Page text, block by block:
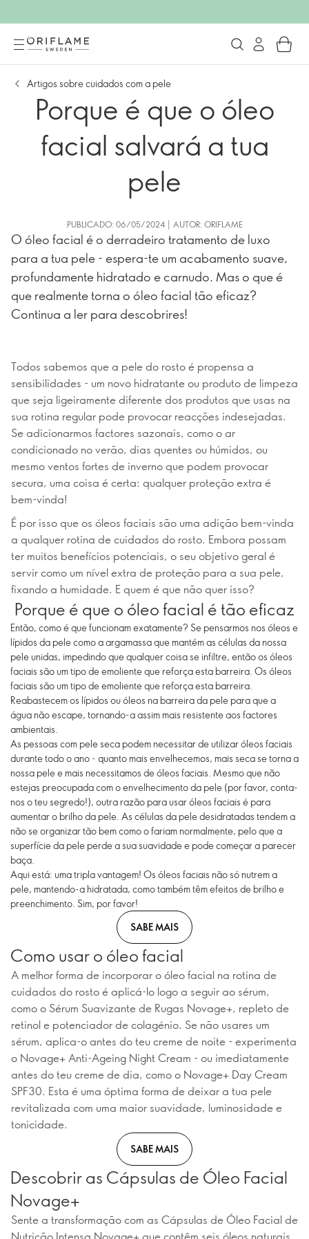
Artigos sobre cuidados com a pele
Porque é que o óleo
facial salvará a tua
pele
PUBLICADO: 06/05/2024 | AUTOR: ORIFLAME
O óleo facial é o derradeiro tratamento de luxo
para a tua pele - espera-te um acabamento suave,
profundamente hidratado e carnudo. Mas o que é
que realmente torna o óleo facial tão eficaz?
Continua a ler para descobrires!
Todos sabemos que a pele do rosto é propensa a
sensibilidades - um novo hidratante ou produto de limpeza
que seja ligeiramente diferente dos produtos que usas na
sua rotina regular pode provocar reacções indesejadas.
Se adicionarmos factores sazonais, como o ar
condicionado no verão, dias quentes ou húmidos, ou
mesmo ventos fortes de inverno que podem provocar
secura, uma coisa é certa: qualquer proteção extra é
bem-vinda!
É por isso que os óleos faciais são uma adição bem-vinda
a qualquer rotina de cuidados do rosto. Embora possam
ter muitos benefícios potenciais, o seu objetivo geral é
servir como um nível extra de proteção para a sua pele,
fixando a humidade. E quem é que não quer isso?
Porque é que o óleo facial é tão eficaz
Então, como é que funcionam exatamente? Se pensarmos nos óleos e
lípidos da pele como a argamassa que mantém as células da nossa
pele unidas, impedindo que qualquer coisa se infiltre, então os óleos
faciais são um tipo de emoliente que reforça esta barreira. Os óleos
faciais são um tipo de emoliente que reforça esta barreira.
Reabastecem os lípidos ou óleos na barreira da pele para que a
água não escape, tornando-a assim mais resistente aos factores
ambientais.
As pessoas com pele seca podem necessitar de utilizar óleos faciais
durante todo o ano - quanto mais envelhecemos, mais seca se torna a
nossa pele e mais necessitamos de óleos faciais. Mesmo que não
estejas preocupada com o envelhecimento da pele (por favor, conta-
nos o teu segredo!), outra razão para usar óleos faciais é para
aumentar o brilho da pele. As células da pele desidratadas tendem a
não se organizar tão bem como o fariam normalmente, pelo que a
superfície da pele perde a sua suavidade e pode começar a parecer
baça.
Aqui está: uma tripla vantagem! Os óleos faciais não só nutrem a
pele, mantendo-a hidratada, como também têm efeitos de brilho e
preenchimento. Sim, por favor!
SABE MAIS
Como usar o óleo facial
A melhor forma de incorporar o óleo facial na rotina de
cuidados do rosto é aplicá-lo logo a seguir ao sérum,
como o Sérum Suavizante de Rugas Novage+, repleto de
retinol e potenciador de colagénio. Se não usares um
sérum, aplica-o antes do teu creme de noite - experimenta
o Novage+ Anti-Ageing Night Cream - ou imediatamente
antes do teu creme de dia, como o Novage+ Day Cream
SPF30. Esta é uma óptima forma de deixar a tua pele
revitalizada com uma maior suavidade, luminosidade e
tonicidade.
SABE MAIS
Descobrir as Cápsulas de Óleo Facial
Novage+
Sente a transformação com as Cápsulas de Óleo Facial de
Nutrição Intensa Novage+ que contêm seis óleos naturais